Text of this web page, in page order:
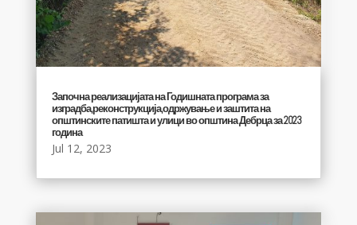
Започна реализацијата на Годишната програма за
изградба,реконструкција,одржување и заштита на
општинските патишта и улици во општина Дебрца за 2023
година
Jul 12, 2023